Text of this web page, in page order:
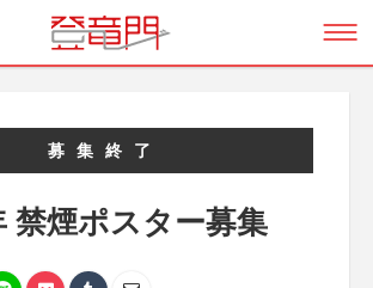
募集終了
禁煙ポスター募集